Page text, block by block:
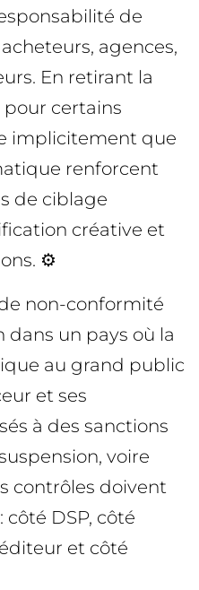
de
agences,
En retirant la
certains
implicitement que
renforcent
de ciblage
créative et
⚙️
non-conformité
dans un pays où la
au grand public
et ses
à des sanctions
voire
contrôles doivent
DSP, côté
et côté